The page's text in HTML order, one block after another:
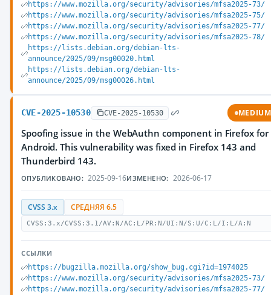
https://www.mozilla.org/security/advisories/mfsa2025-73/
https://www.mozilla.org/security/advisories/mfsa2025-75/
https://www.mozilla.org/security/advisories/mfsa2025-77/
https://www.mozilla.org/security/advisories/mfsa2025-78/
https://lists.debian.org/debian-lts-
announce/2025/09/msg00020.html
https://lists.debian.org/debian-lts-
announce/2025/09/msg00026.html
CVE-2025-10530 CVE-2025-10530 MEDIUM
Spoofing issue in the WebAuthn component in Firefox for
Android. This vulnerability was fixed in Firefox 143 and
Thunderbird 143.
ОПУБЛИКОВАНО: 2025-09-16ИЗМЕНЕНО: 2026-06-17
CVSS 3.x СРЕДНЯЯ 6.5
CVSS:3.x/CVSS:3.1/AV:N/AC:L/PR:N/UI:N/S:U/C:L/I:L/A:N
ССЫЛКИ
https://bugzilla.mozilla.org/show_bug.cgi?id=1974025
https://www.mozilla.org/security/advisories/mfsa2025-73/
https://www.mozilla.org/security/advisories/mfsa2025-77/